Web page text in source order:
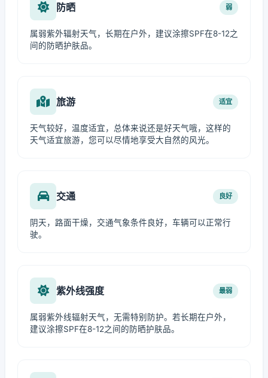
防晒 弱
属弱紫外辐射天气，长期在户外，建议涂擦SPF在8-12之
间的防晒护肤品。
旅游 适宜
天气较好，温度适宜，总体来说还是好天气哦，这样的
天气适宜旅游，您可以尽情地享受大自然的风光。
交通 良好
阴天，路面干燥，交通气象条件良好，车辆可以正常行
驶。
紫外线强度 最弱
属弱紫外线辐射天气，无需特别防护。若长期在户外，
建议涂擦SPF在8-12之间的防晒护肤品。